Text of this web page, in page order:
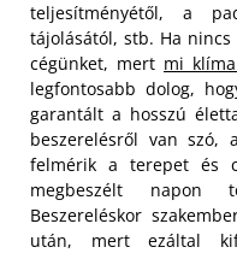
teljesítményétől, a
tájolásától, stb. Ha
cégünket, mert mi
legfontosabb dolog,
garantált a hosszú
beszerelésről van szó,
felmérik a terepet és
megbeszélt napon
Beszereléskor
után, mert ezáltal